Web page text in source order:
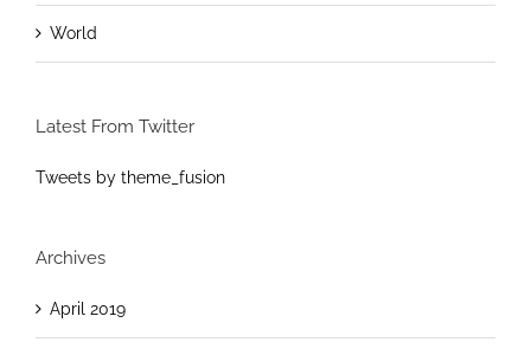
World
Latest From Twitter
Tweets by theme_fusion
Archives
April 2019